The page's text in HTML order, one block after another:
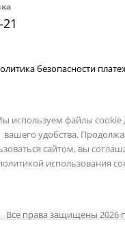
безопасности
используем файлы cookie
вашего удобства.
сайтом, вы
использования
Все права защищены 2026